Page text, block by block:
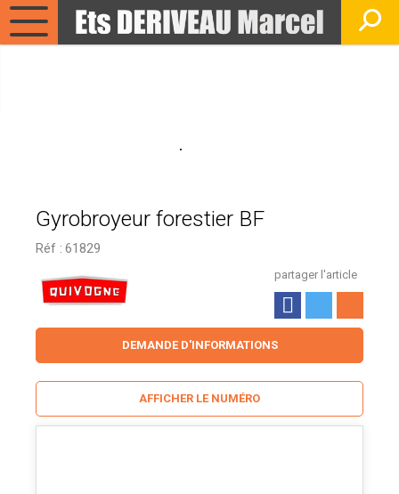
Gyrobroyeur forestier BF
Réf : 61829
partager l'article
DEMANDE D'INFORMATIONS
AFFICHER LE NUMÉRO